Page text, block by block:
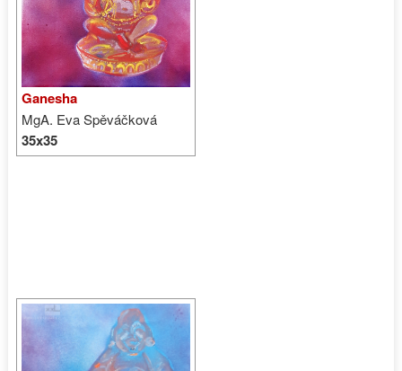
Ganesha
MgA. Eva Spěváčková
35x35